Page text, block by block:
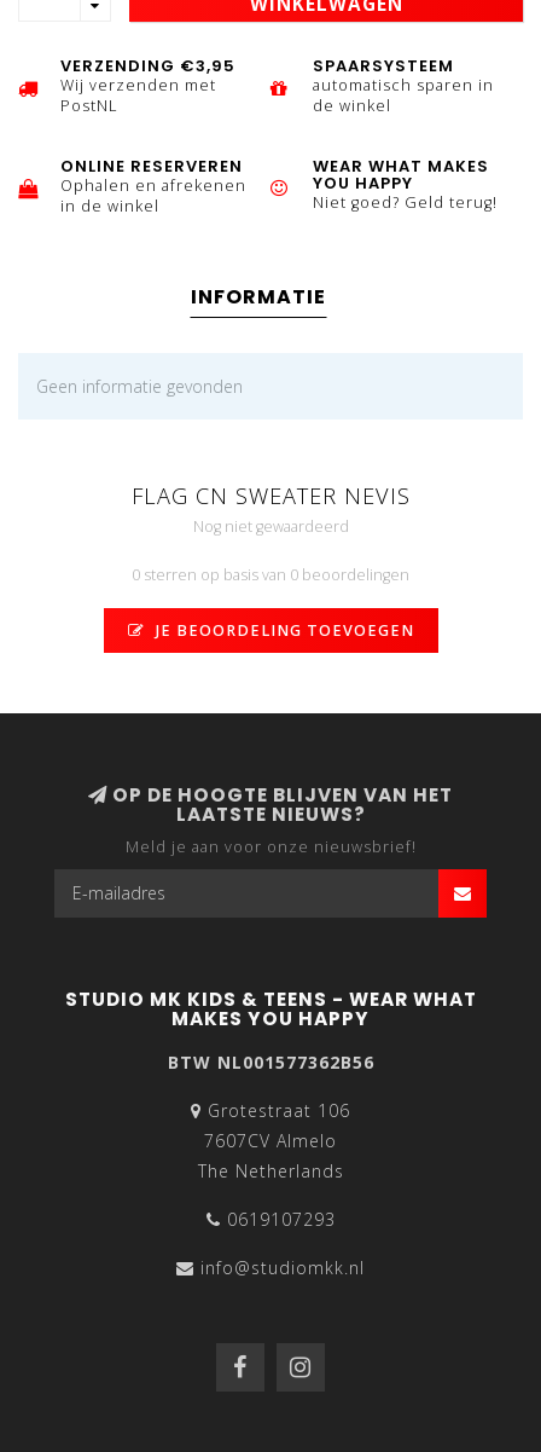
VERZENDING €3,95
Wij verzenden met
PostNL
SPAARSYSTEEM
automatisch sparen in
de winkel
ONLINE RESERVEREN
Ophalen en afrekenen
in de winkel
WEAR WHAT MAKES
YOU HAPPY
Niet goed? Geld terug!
INFORMATIE
Geen informatie gevonden
FLAG CN SWEATER NEVIS
Nog niet gewaardeerd
0 sterren op basis van 0 beoordelingen
JE BEOORDELING TOEVOEGEN
OP DE HOOGTE BLIJVEN VAN HET
LAATSTE NIEUWS?
Meld je aan voor onze nieuwsbrief!
STUDIO MK KIDS & TEENS - WEAR WHAT
MAKES YOU HAPPY
BTW NL001577362B56
Grotestraat 106
7607CV Almelo
The Netherlands
0619107293
info@studiomkk.nl